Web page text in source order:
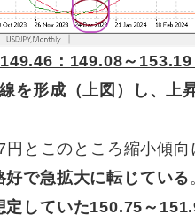
：149.08～
を形成（上図）し、
上
円とこのところ縮小傾向
好で急拡大に転じている
定していた150.75～